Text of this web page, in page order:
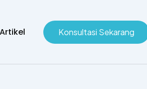
Artikel Konsultasi Sekarang